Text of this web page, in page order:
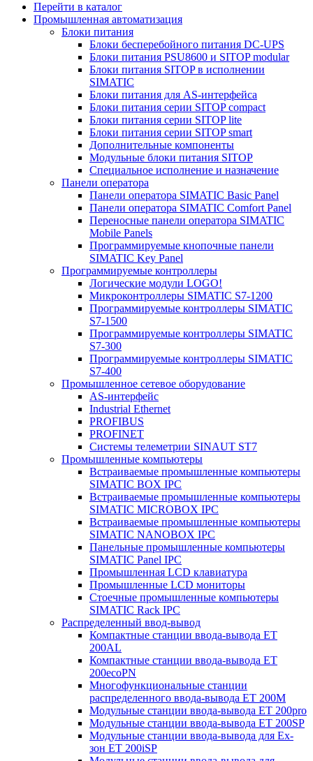
Перейти в каталог
Промышленная автоматизация
Блоки питания
Блоки бесперебойного питания DC-UPS
Блоки питания PSU8600 и SITOP modular
Блоки питания SITOP в исполнении
SIMATIC
Блоки питания для AS-интерфейса
Блоки питания серии SITOP compact
Блоки питания серии SITOP lite
Блоки питания серии SITOP smart
Дополнительные компоненты
Модульные блоки питания SITOP
Специальное исполнение и назначение
Панели оператора
Панели оператора SIMATIC Basic Panel
Панели оператора SIMATIC Comfort Panel
Переносные панели оператора SIMATIC
Mobile Panels
Программируемые кнопочные панели
SIMATIC Key Panel
Программируемые контроллеры
Логические модули LOGO!
Микроконтроллеры SIMATIC S7-1200
Программируемые контроллеры SIMATIC
S7-1500
Программируемые контроллеры SIMATIC
S7-300
Программируемые контроллеры SIMATIC
S7-400
Промышленное сетевое оборудование
AS-интерфейс
Industrial Ethernet
PROFIBUS
PROFINET
Системы телеметрии SINAUT ST7
Промышленные компьютеры
Встраиваемые промышленные компьютеры
SIMATIC BOX IPC
Встраиваемые промышленные компьютеры
SIMATIC MICROBOX IPC
Встраиваемые промышленные компьютеры
SIMATIC NANOBOX IPC
Панельные промышленные компьютеры
SIMATIC Panel IPC
Промышленная LCD клавиатура
Промышленные LCD мониторы
Стоечные промышленные компьютеры
SIMATIC Rack IPC
Распределенный ввод-вывод
Компактные станции ввода-вывода ET
200AL
Компактные станции ввода-вывода ET
200ecoPN
Многофункциональные станции
распределенного ввода-вывода ET 200M
Модульные станции ввода-вывода ET 200pro
Модульные станции ввода-вывода ET 200SP
Модульные станции ввода-вывода для Ex-
зон ET 200iSP